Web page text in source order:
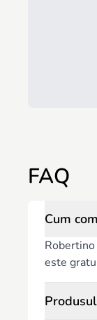
FAQ
Cum
este